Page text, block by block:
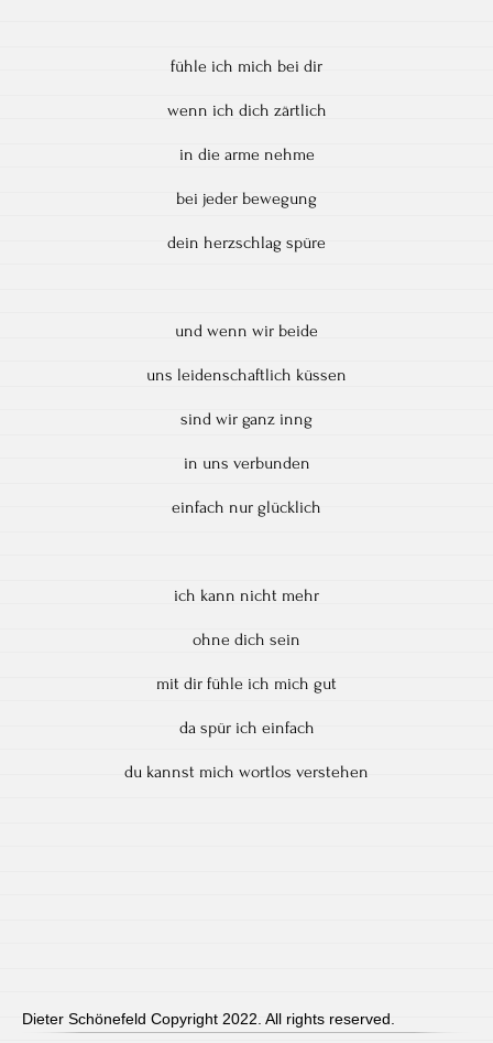
fühle ich mich bei dir
wenn ich dich zärtlich
in die arme nehme
bei jeder bewegung
dein herzschlag spüre
und wenn wir beide
uns leidenschaftlich küssen
sind wir ganz inng
in uns verbunden
einfach nur glücklich
ich kann nicht mehr
ohne dich sein
mit dir fühle ich mich gut
da spür ich einfach
du kannst mich wortlos verstehen
Dieter Schönefeld Copyright 2022. All rights reserved.